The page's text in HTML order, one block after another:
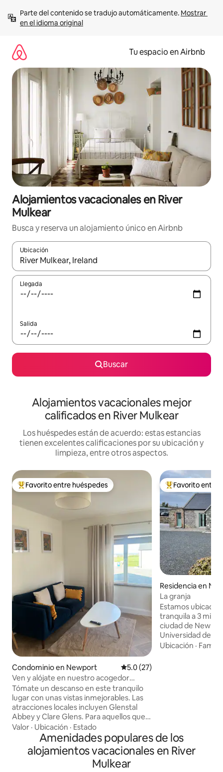
contenido
Parte del contenido se tradujo automáticamente. Mostrar
en el idioma original
Tu espacio en Airbnb
Alojamientos vacacionales en River
Mulkear
Busca y reserva un alojamiento único en Airbnb
Ubicación
Cuando los resultados estén disponibles, podrás navegar
Llegada
Salida
Buscar
Alojamientos vacacionales mejor
calificados en River Mulkear
Los huéspedes están de acuerdo: estas estancias
tienen excelentes calificaciones por su ubicación y
limpieza, entre otros aspectos.
De los mejores en Favorito entre huéspedes
Favorito entre huéspedes
Condominio en Newport Calificación promedio: 5.0 de
5.0 (27)
Ven y alójate en nuestro acogedor
chalet
Tómate un descanso en este tranquilo
lugar con unas vistas inmejorables. Las
atracciones locales incluyen Glenstal
Abbey y Clare Glens. Para aquellos que
buscan una experiencia más desafiante,
el ciclo de Keeper Hill es imprescindible.
Este recorrido circular abarca una ruta
panorámica de 58 km, un gran
entrenamiento con unas vistas
Valor · Ubicación · Estado
De los mejores
Favorito entre
Residencia en
La granja
Estamos
tranquila a 3
ciudad de
Universidad de
minutos del
- Aparcamiento
sitio.
Ubicación ·
Amenidades populares de los
alojamientos vacacionales en River
Mulkear